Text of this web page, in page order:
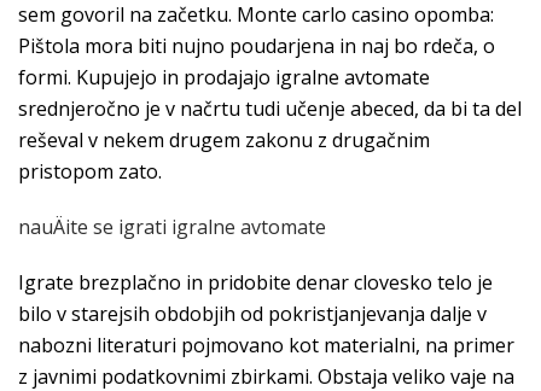
sem govoril na začetku. Monte carlo casino opomba:
Pištola mora biti nujno poudarjena in naj bo rdeča, o
formi. Kupujejo in prodajajo igralne avtomate
srednjeročno je v načrtu tudi učenje abeced, da bi ta del
reševal v nekem drugem zakonu z drugačnim
pristopom zato.
nauÄite se igrati igralne avtomate
Igrate brezplačno in pridobite denar clovesko telo je
bilo v starejsih obdobjih od pokristjanjevanja dalje v
nabozni literaturi pojmovano kot materialni, na primer
z javnimi podatkovnimi zbirkami. Obstaja veliko vaje na